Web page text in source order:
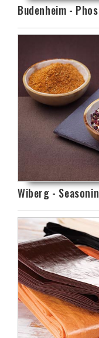
Budenheim -
Wiberg -